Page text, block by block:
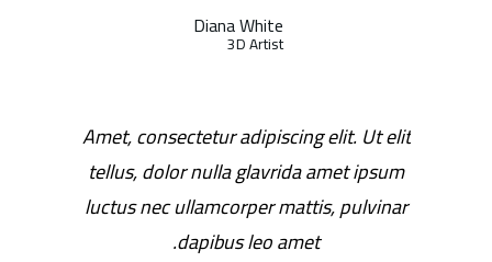
Diana White
3D Artist
Amet, consectetur adipiscing elit. Ut elit
tellus, dolor nulla glavrida amet ipsum
luctus nec ullamcorper mattis, pulvinar
dapibus leo amet.